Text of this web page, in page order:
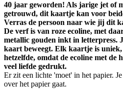
40 jaar geworden! Als jarige jet of
getrouwd, dit kaartje kan voor
Verras de persoon naar wie jij dit
De verf is van roze ecoline, met
metallic gouden inkt in letterpress.
kaart beweegt. Elk kaartje is uniek,
hetzelfde, omdat de ecoline met de
veel liefde gedrukt.
Er zit een lichte 'moet' in het papier.
over het papier gaat.